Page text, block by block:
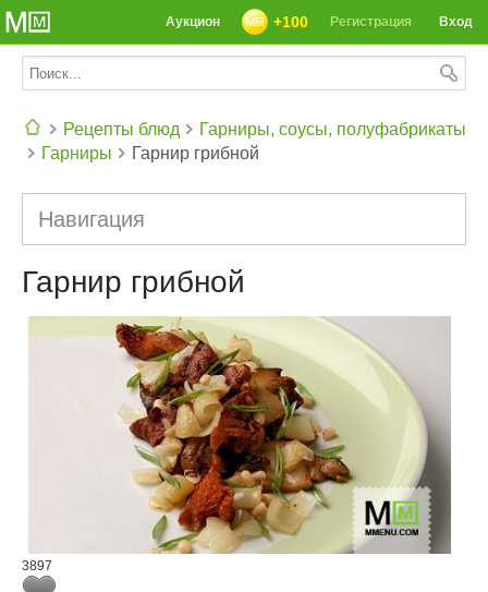
Вход
Регистрация
+100
Аукцион
Рецепты блюд
Гарниры, соусы, полуфабрикаты
Гарниры
Гарнир грибной
Навигация
Гарнир грибной
3897